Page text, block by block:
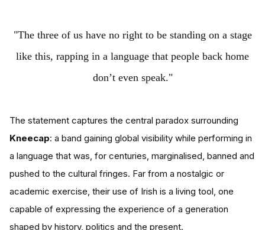
"The three of us have no right to be standing on a stage
like this, rapping in a language that people back home
don’t even speak."
The statement captures the central paradox surrounding
Kneecap: a band gaining global visibility while performing in
a language that was, for centuries, marginalised, banned and
pushed to the cultural fringes. Far from a nostalgic or
academic exercise, their use of Irish is a living tool, one
capable of expressing the experience of a generation
shaped by history, politics and the present.